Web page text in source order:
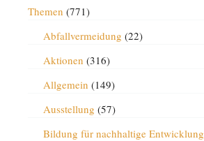
Themen (771)
Abfallvermeidung (22)
Aktionen (316)
Allgemein (149)
Ausstellung (57)
Bildung für nachhaltige Entwicklung